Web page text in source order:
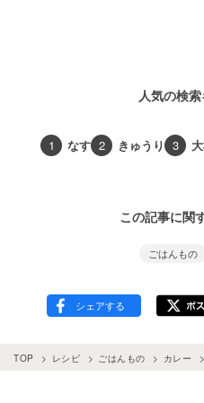
人気の検
1 なす 2 きゅうり 3
この記事に関
ごはんもの
TOP レシピ ごはんもの カレー